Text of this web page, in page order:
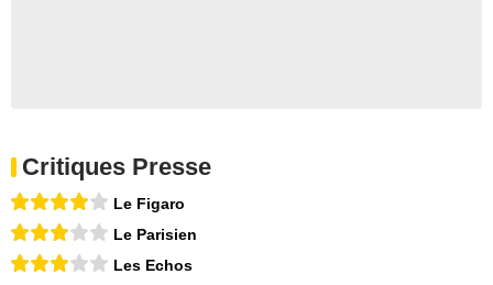
Critiques Presse
Le Figaro
Le Parisien
Les Echos